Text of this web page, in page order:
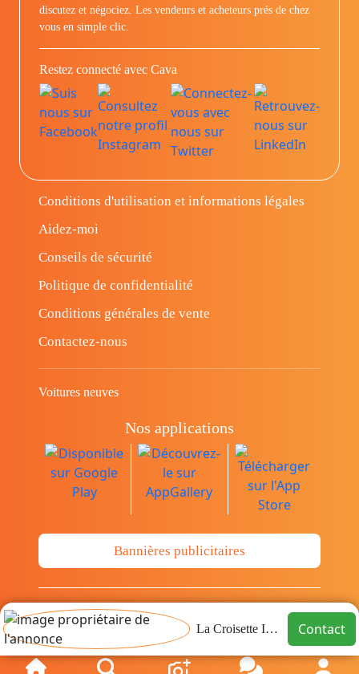
La Croisette Immo Contact
discutez et négociez. Les vendeurs et acheteurs prés de chez
vous en simple clic.
Restez connecté avec Cava
Conditions d'utilisation et informations légales
Aidez-moi
Conseils de sécurité
Politique de confidentialité
Conditions générales de vente
Contactez-nous
Voitures neuves
Nos applications
Bannières publicitaires
© Copyright 2014-2026 Cava.tn Limited Tous
les droits sont réservés.